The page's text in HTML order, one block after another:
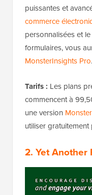
puissantes et
commerce
personnalisées et
formulaires, vous
MonsterInsights Pro.
Tarifs : Les plans
commencent à
une version
utiliser
2. Yet Another